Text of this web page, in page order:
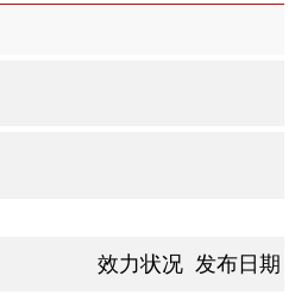
效力状况 发布日期